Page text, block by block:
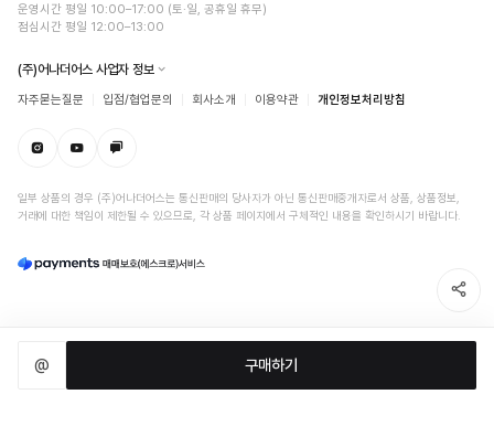
@ 구매하기
운영시간 평일 10:00–17:00 (토·일, 공휴일 휴무)
점심시간 평일 12:00–13:00
(주)어나더어스 사업자 정보
자주묻는질문 입점/협업문의 회사소개 이용약관 개인정보처리방침
일부 상품의 경우 (주)어나더어스는 통신판매의 당사자가 아닌 통신판매중개자로서 상품, 상품정보,
거래에 대한 책임이 제한될 수 있으므로, 각 상품 페이지에서 구체적인 내용을 확인하시기 바랍니다.